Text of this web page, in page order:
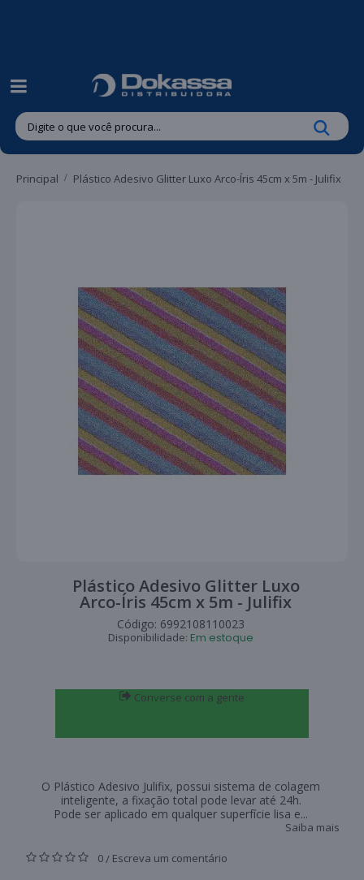
Principal Plástico Adesivo Glitter Luxo Arco-Íris 45cm x 5m - Julifix
Plástico Adesivo Glitter Luxo
Arco-Íris 45cm x 5m - Julifix
Código: 6992108110023
Disponibilidade: Em estoque
Converse com a gente
O Plástico Adesivo Julifix, possui sistema de colagem
inteligente, a fixação total pode levar até 24h.
Pode ser aplicado em qualquer superfície lisa e...
Saiba mais
0 / Escreva um comentário